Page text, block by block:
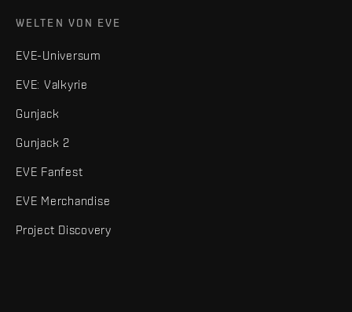
WELTEN VON EVE
EVE-Universum
EVE: Valkyrie
Gunjack
Gunjack 2
EVE Fanfest
EVE Merchandise
Project Discovery